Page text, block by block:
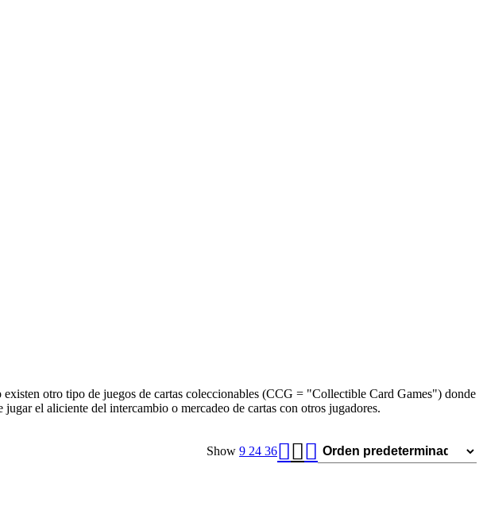
otro tipo de juegos de cartas coleccionables (CCG = "Collectible Card Games") donde
el aliciente del intercambio o mercadeo de cartas con otros jugadores.
Show 9 24 36